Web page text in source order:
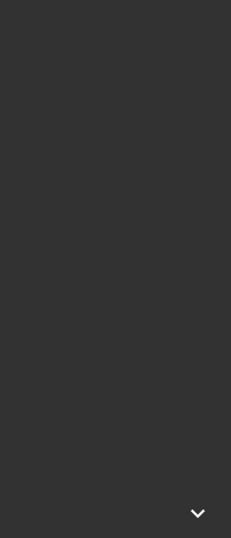
keyboard_arrow_down